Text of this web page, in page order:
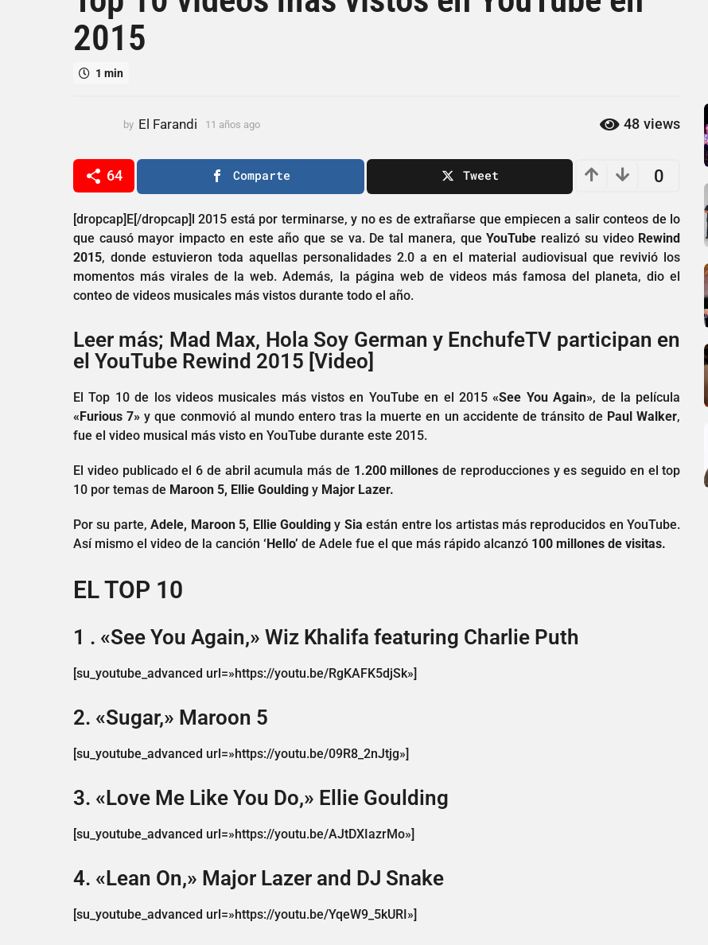
ñ
o
1
ñ
o
s
a
g
o
2015
1 min
by El Farandi 11 años ago
a
g
o
48 views
64 0
Comparte Tweet
[dropcap]E[/dropcap]l 2015 está por terminarse, y no es de extrañarse que empiecen a salir conteos de lo
que causó mayor impacto en este año que se va. De tal manera, que YouTube realizó su video Rewind
2015, donde estuvieron toda aquellas personalidades 2.0 a en el material audiovisual que revivió los
momentos más virales de la web. Además, la página web de videos más famosa del planeta, dio el
conteo de videos musicales más vistos durante todo el año.
Leer más; Mad Max, Hola Soy German y EnchufeTV participan en
el YouTube Rewind 2015 [Video]
El Top 10 de los videos musicales más vistos en YouTube en el 2015«See You Again», de la película
«Furious 7» y que conmovió al mundo entero tras la muerte en un accidente de tránsito de Paul Walker,
fue el video musical más visto en YouTube durante este 2015.
El video publicado el 6 de abril acumula más de 1.200 millones de reproducciones y es seguido en el top
10 por temas de Maroon 5, Ellie Goulding y Major Lazer.
Por su parte,Adele, Maroon 5, Ellie Gouldingy Sia están entre los artistas más reproducidos en YouTube.
Así mismo el video de la canción ‘Hello’ de Adele fue el que más rápido alcanzó 100 millones de visitas.
EL TOP 10
1 . «See You Again,» Wiz Khalifa featuring Charlie Puth
[su_youtube_advanced url=»https://youtu.be/RgKAFK5djSk»]
2. «Sugar,» Maroon 5
[su_youtube_advanced url=»https://youtu.be/09R8_2nJtjg»]
3. «Love Me Like You Do,» Ellie Goulding
[su_youtube_advanced url=»https://youtu.be/AJtDXIazrMo»]
4. «Lean On,» Major Lazer and DJ Snake
[su_youtube_advanced url=»https://youtu.be/YqeW9_5kURI»]